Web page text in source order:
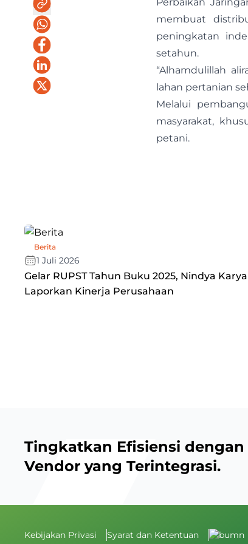
membuat
peningkatan
setahun.
“Alhamdulillah
lahan pertanian
Melalui
masyarakat,
petani.
Berita
1 Juli 2026
Gelar RUPST Tahun Buku 2025, Nindya Karya
Laporkan Kinerja Perusahaan
Tingkatkan Efisiensi dengan
Vendor yang Terintegrasi.
Kebijakan Privasi Syarat dan Ketentuan